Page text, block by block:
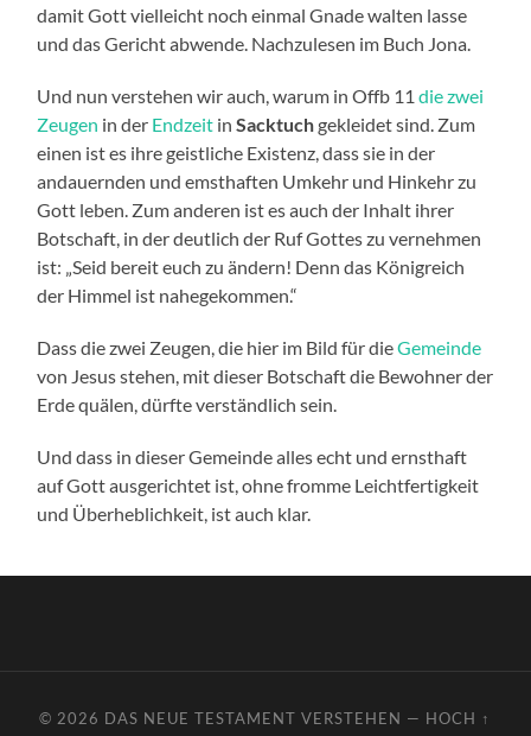
damit Gott vielleicht noch einmal Gnade walten lasse
und das Gericht abwende. Nachzulesen im Buch Jona.
Und nun verstehen wir auch, warum in Offb 11die zwei
Zeugen in der Endzeit inSacktuchgekleidet sind. Zum
einen ist es ihre geistliche Existenz, dass sie in der
andauernden und emsthaften Umkehr und Hinkehr zu
Gott leben. Zum anderen ist es auch der Inhalt ihrer
Botschaft, in der deutlich der Ruf Gottes zu vernehmen
ist: „Seid bereit euch zu ändern! Denn das Königreich
der Himmel ist nahegekommen.“
Dass die zwei Zeugen, die hier im Bild für dieGemeinde
von Jesus stehen, mit dieser Botschaft die Bewohner der
Erde quälen, dürfte verständlich sein.
Und dass in dieser Gemeinde alles echt und ernsthaft
auf Gott ausgerichtet ist, ohne fromme Leichtfertigkeit
und Überheblichkeit, ist auch klar.
© 2026 DAS NEUE TESTAMENT VERSTEHEN — HOCH ↑